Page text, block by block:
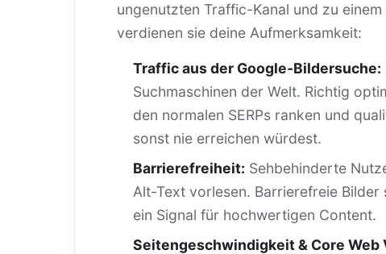
ungenutzten Traffic-Kanal und zu
verdienen sie deine Aufmerksamkeit:
Traffic aus der Google-Bildersuche:
Suchmaschinen der Welt. Richtig
den normalen SERPs ranken und
sonst nie erreichen würdest.
Barrierefreiheit: Sehbehinderte
Alt-Text vorlesen. Barrierefreie
ein Signal für hochwertigen Content.
Seitengeschwindigkeit & Core Web